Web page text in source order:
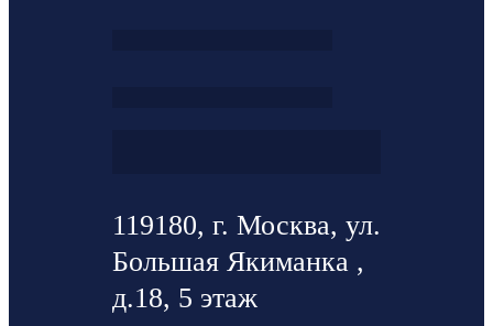
119180, г. Москва, ул.
Большая Якиманка ,
д.18, 5 этаж